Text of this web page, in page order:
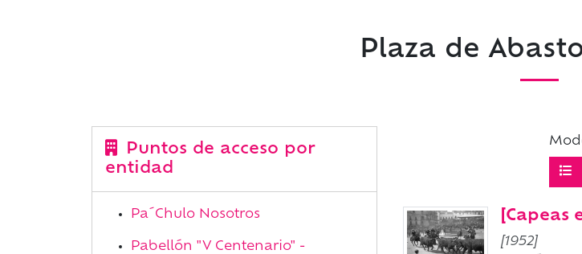
Plaza de
Puntos de acceso por
entidad
Pa´Chulo Nosotros
Pabellón "V Centenario" -
[Capeas
[1952]